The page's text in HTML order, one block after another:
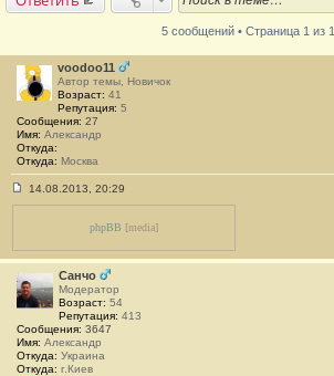
5 сообщений • Страница 1 из 1
voodoo11
Автор темы, Новичок
Возраст: 41
Репутация: 5
Сообщения: 27
Имя: Александр
Откуда:
Откуда: Москва
щ
е
и
е
1
14.08.2013, 20:29
phpBB [media]
Санчо
Модератор
Возраст: 54
Репутация: 413
Сообщения: 3647
Имя: Александр
Откуда: Украина
Откуда: г.Киев